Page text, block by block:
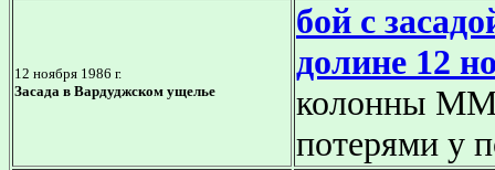
12 ноября 1986 г.
Засада в Вардуджском ущелье
бой с
долине 12
колонны
потерями у